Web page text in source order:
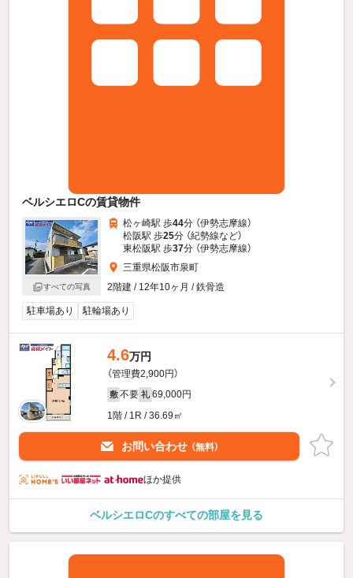
ベルシエロCの賃貸物件
すべての写真
松ヶ崎駅 歩44分 （伊勢志摩線）
松阪駅 歩25分 （紀勢線など）
東松阪駅 歩37分 （伊勢志摩線）
三重県松阪市泉町
2階建 / 12年10ヶ月 / 鉄骨造
駐車場あり 駐輪場あり
4.6万円
（管理費2,900円）
敷 不要 礼 69,000円
1階 / 1R / 36.69㎡
お問い合わせ （無料）
ほか提供
ベルシエロCのすべての部屋を見る